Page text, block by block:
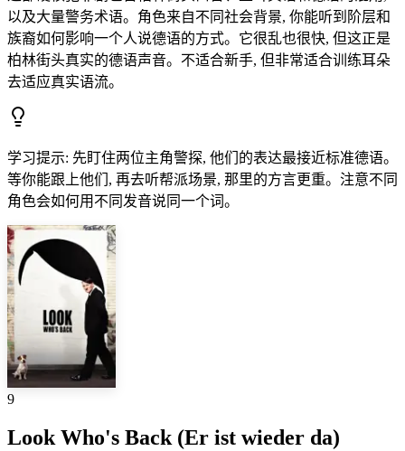
以及大量警务术语。角色来自不同社会背景, 你能听到阶层和
族裔如何影响一个人说德语的方式。它很乱也很快, 但这正是
柏林街头真实的德语声音。不适合新手, 但非常适合训练耳朵
去适应真实语流。
学习提示: 先盯住两位主角警探, 他们的表达最接近标准德语。
等你能跟上他们, 再去听帮派场景, 那里的方言更重。注意不同
角色会如何用不同发音说同一个词。
9
Look Who's Back (Er ist wieder da)